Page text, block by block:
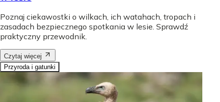
Poznaj ciekawostki o wilkach, ich watahach, tropach i
zasadach bezpiecznego spotkania w lesie. Sprawdź
praktyczny przewodnik.
Czytaj więcej
Przyroda i gatunki